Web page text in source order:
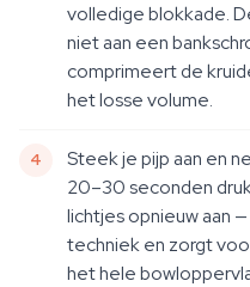
volledige blokkade.
niet aan een
comprimeert de
het losse volume.
Steek je pijp aan en
20–30 seconden
lichtjes opnieuw aan
techniek en zorgt
het hele